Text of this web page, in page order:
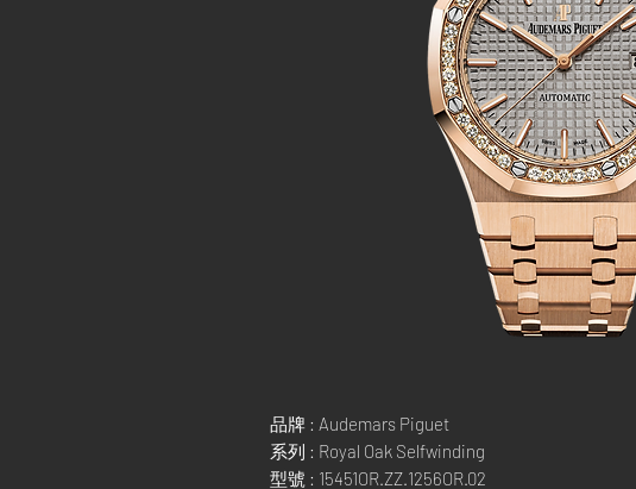
品牌 : Audemars Piguet
系列 : Royal Oak Selfwinding
型號 : 15451OR.ZZ.1256OR.02